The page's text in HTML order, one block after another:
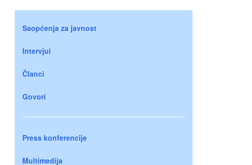
Saopćenja za javnost
Intervjui
Članci
Govori
Press konferencije
Multimedija